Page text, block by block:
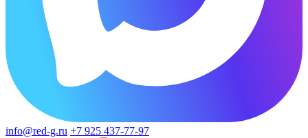
info@red-g.ru +7 925 437-77-97